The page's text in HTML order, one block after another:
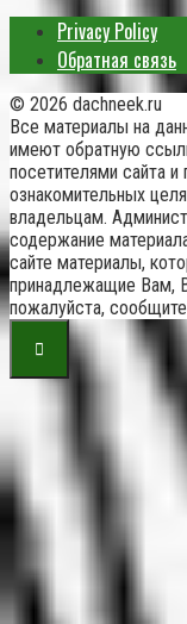
Privacy Policy
Обратная связь
© 2026 dachneek.ru
Все материалы на
имеют обратную
посетителями сайта
ознакомительных
владельцам.
содержание
сайте материалы,
принадлежащие Вам,
пожалуйста,